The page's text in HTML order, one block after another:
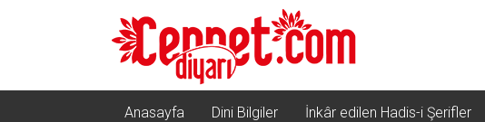
Anasayfa Dini Bilgiler İnkâr edilen Hadis-i Şerifler